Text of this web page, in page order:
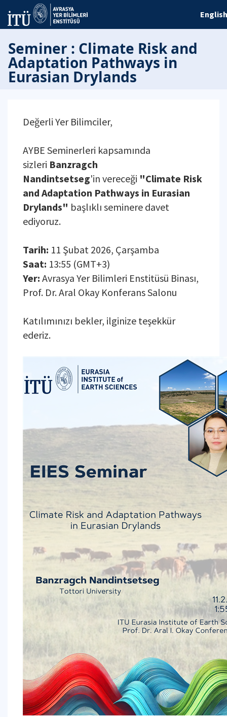
English
Seminer : Climate Risk and
Adaptation Pathways in
Eurasian Drylands
Değerli Yer Bilimciler,
AYBE Seminerleri kapsamında
sizleri Banzragch
Nandintsetseg'in vereceği "Climate Risk
and Adaptation Pathways in Eurasian
Drylands" başlıklı seminere davet
ediyoruz.
Tarih: 11 Şubat 2026, Çarşamba
Saat: 13:55 (GMT+3)
Yer: Avrasya Yer Bilimleri Enstitüsü Binası,
Prof. Dr. Aral Okay Konferans Salonu
Katılımınızı bekler, ilginize teşekkür
ederiz.